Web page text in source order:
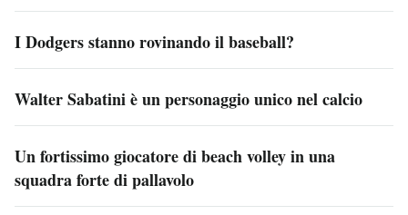
I Dodgers stanno rovinando il baseball?
Walter Sabatini è un personaggio unico nel calcio
Un fortissimo giocatore di beach volley in una
squadra forte di pallavolo